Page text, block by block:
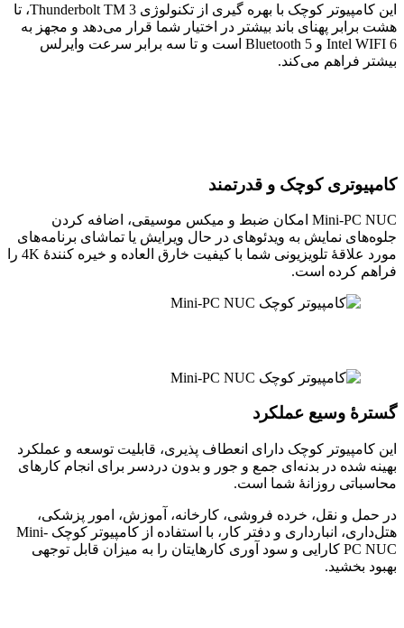
این کامپیوتر کوچک با بهره گیری از تکنولوژی Thunderbolt TM 3، تا
هشت برابر پهنای باند بیشتر در اختیار شما قرار می‌دهد و مجهز به
Intel WIFI 6 و Bluetooth 5 است و تا سه برابر سرعت وایرلس
بیشتر فراهم می‌کند.
کامپیوتری کوچک و قدرتمند
Mini-PC NUC امکان ضبط و میکس موسیقی، اضافه کردن
جلوه‌های نمایش به ویدئوهای در حال ویرایش یا تماشای برنامه‌های
مورد علاقۀ تلویزیونی شما با کیفیت خارق العاده و خیره کنندۀ 4K را
فراهم کرده است.
گسترۀ وسیع عملکرد
این کامپیوتر کوچک دارای انعطاف پذیری، قابلیت توسعه و عملکرد
بهینه شده در بدنه‌ای جمع و جور و بدون دردسر برای انجام کارهای
محاسباتی روزانۀ شما است.
در حمل و نقل، خرده فروشی، کارخانه، آموزش، امور پزشکی،
هتل‌داری، انبارداری و دفتر کار، با استفاده از کامپیوتر کوچک Mini-
PC NUC کارایی و سود آوری کارهایتان را به میزان قابل توجهی
بهبود بخشید.